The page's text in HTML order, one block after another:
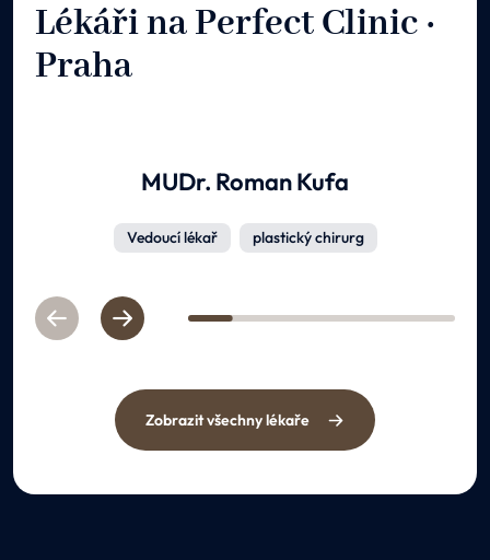
Lékáři na Perfect Clinic ·
Praha
MUDr. Roman Kufa
Vedoucí lékař plastický chirurg
PreviousNext 1 2 3 4 5 6
Zobrazit všechny lékaře